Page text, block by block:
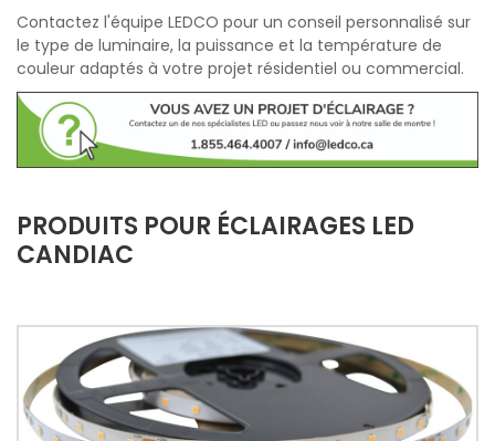
Contactez l'équipe LEDCO pour un conseil personnalisé sur
le type de luminaire, la puissance et la température de
couleur adaptés à votre projet résidentiel ou commercial.
PRODUITS POUR ÉCLAIRAGES LED
CANDIAC